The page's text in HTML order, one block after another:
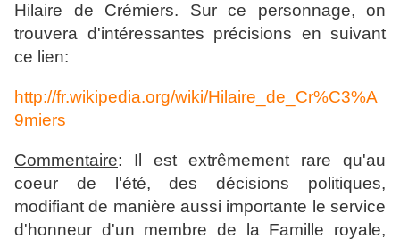
Hilaire de Crémiers. Sur ce personnage, on
trouvera d'intéressantes précisions en suivant
ce lien:
http://fr.wikipedia.org/wiki/Hilaire_de_Cr%C3%A
9miers
Commentaire: Il est extrêmement rare qu'au
coeur de l'été, des décisions politiques,
modifiant de manière aussi importante le service
d'honneur d'un membre de la Famille royale,